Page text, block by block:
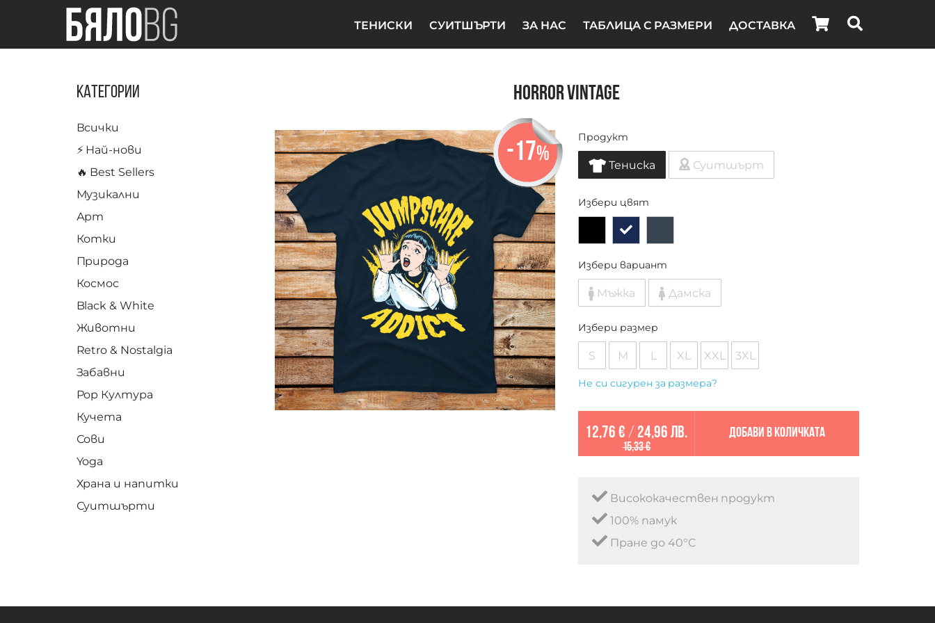
ТЕНИСКИ СУИТШЪРТИ ЗА НАС ТАБЛИЦА С РАЗМЕРИ ДОСТАВКА
Категории
Всички
⚡️ Най-нови
🔥 Best Sellers
Музикални
Арт
Котки
Природа
Космос
Black & White
Животни
Retro & Nostalgia
Забавни
Pop Култура
Кучета
Сови
Yoga
Храна и напитки
Суитшърти
Horror Vintage
-17%
Продукт
Тениска Суитшърт
Избери цвят
Избери вариант
Мъжка Дамска
Избери размер
S M L XL XXL 3XL
Не си сигурен за размера?
12,76 € / 24,96 лв.
15,33 €
Добави в количката
Висококачествен продукт
100% памук
Пране до 40°C